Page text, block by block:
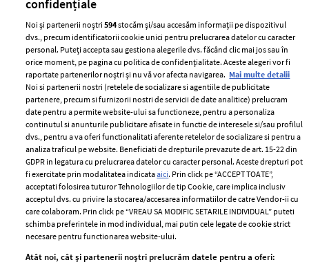
ELLE Style Awards
2024
Despre ELLE
Romania
Contact
Abonamente
Termeni si conditii
Politica de
confidențialitate
Politica de cookies
Publicitate
femei
confidențiale
Noi și partenerii noștri594stocăm și/sau accesăm informații pe dispozitivul
dvs., precum identificatorii cookie unici pentru prelucrarea datelor cu caracter
personal. Puteți accepta sau gestiona alegerile dvs. făcând clic mai jos sau în
orice moment, pe pagina cu politica de confidențialitate. Aceste alegeri vor fi
raportate partenerilor noștri și nu vă vor afecta navigarea. Mai multe detalii
Noi si partenerii nostri (retelele de socializare si agentiile de publicitate
partenere, precum si furnizorii nostri de servicii de date analitice) prelucram
date pentru a permite website-ului sa functioneze, pentru a personaliza
continutul si anunturile publicitare afisate in functie de interesele si/sau profilul
dvs., pentru a va oferi functionalitati aferente retelelor de socializare si pentru a
analiza traficul pe website. Beneficiati de drepturile prevazute de art. 15-22 din
GDPR in legatura cu prelucrarea datelor cu caracter personal. Aceste drepturi pot
fi exercitate prin modalitatea indicataaici. Prin click pe “ACCEPT TOATE”,
acceptati folosirea tuturor Tehnologiilor de tip Cookie, care implica inclusiv
acceptul dvs. cu privire la stocarea/accesarea informatiilor de catre Vendor-ii cu
care colaboram. Prin click pe “VREAU SA MODIFIC SETARILE INDIVIDUAL” puteti
schimba preferintele in mod individual, mai putin cele legate de cookie strict
necesare pentru functionarea website-ului.
Atât noi, cât și partenerii noștri prelucrăm datele pentru a oferi: